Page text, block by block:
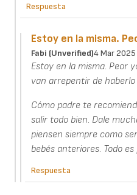
Respuesta
Estoy en la misma.
Fabi (unverified)4 Mar 2025
Estoy en la misma. Peor
van arrepentir de
Cómo padre te
salir todo bien. Dale
piensen siempre como
bebés anteriores. Todo
Respuesta